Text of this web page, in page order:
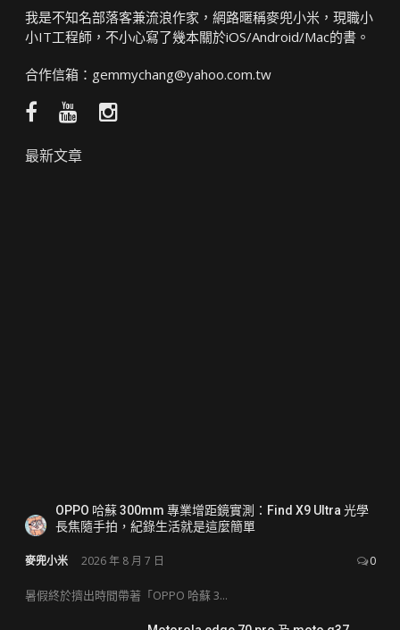
我是不知名部落客兼流浪作家，網路暱稱麥兜小米，現職小
小IT工程師，不小心寫了幾本關於iOS/Android/Mac的書。
合作信箱： gemmychang@yahoo.com.tw
Facebook
團
YouTube
頻
Instagram
最新文章
OPPO 哈蘇 300mm 專業增距鏡實測：Find X9 Ultra 光學
長焦隨手拍，紀錄生活就是這麼簡單
麥兜小米 2026 年 8 月 7 日 0
暑假終於擠出時間帶著「OPPO 哈蘇 3...